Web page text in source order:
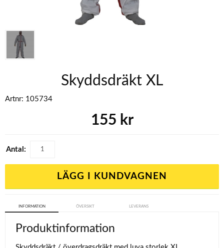
Skyddsdräkt XL
Artnr: 105734
155 kr
Antal:
LÄGG I KUNDVAGNEN
INFORMATION ÖVERSIKT LEVERANS
Produktinformation